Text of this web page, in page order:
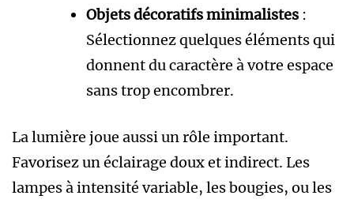
Objets décoratifs minimalistes :
Sélectionnez quelques éléments qui
donnent du caractère à votre espace
sans trop encombrer.
La lumière joue aussi un rôle important.
Favorisez un éclairage doux et indirect. Les
lampes à intensité variable, les bougies, ou les